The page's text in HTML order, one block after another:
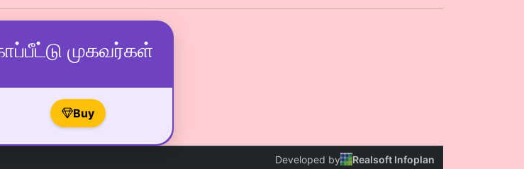
முகவர்கள்
Buy
Developed by Realsoft Infoplan